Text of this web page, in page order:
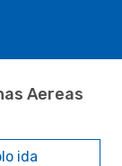
Aereas
ida